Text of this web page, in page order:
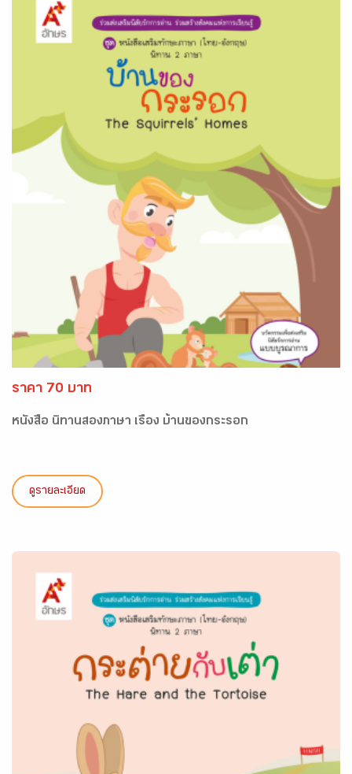
ราคา 70 บาท
หนังสือ นิทานสองภาษา เรื่อง บ้านของกระรอก
ดูรายละเอียด